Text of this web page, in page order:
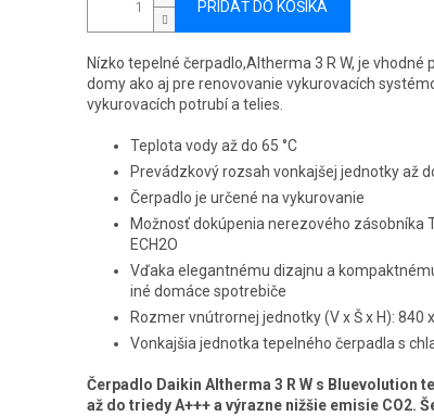
PRIDAŤ DO KOŠÍKA
Nízko tepelné čerpadlo,Altherma 3 R W, je
domy ako aj pre renovovanie vykurovacích
vykurovacích potrubí a telies.
Teplota vody až do 65 °C
Prevádzkový rozsah vonkajšej jednotky až
Čerpadlo je určené na vykurovanie
Možnosť dokúpenia nerezového zásobníka
ECH2O
Vďaka elegantnému dizajnu a
iné domáce spotrebiče
Rozmer vnútrornej jednotky (V x Š x H): 840
Vonkajšia jednotka tepelného čerpadla s
Čerpadlo Daikin Altherma 3 R W s Bluevolution
až do triedy A+++ a výrazne nižšie emisie CO2.